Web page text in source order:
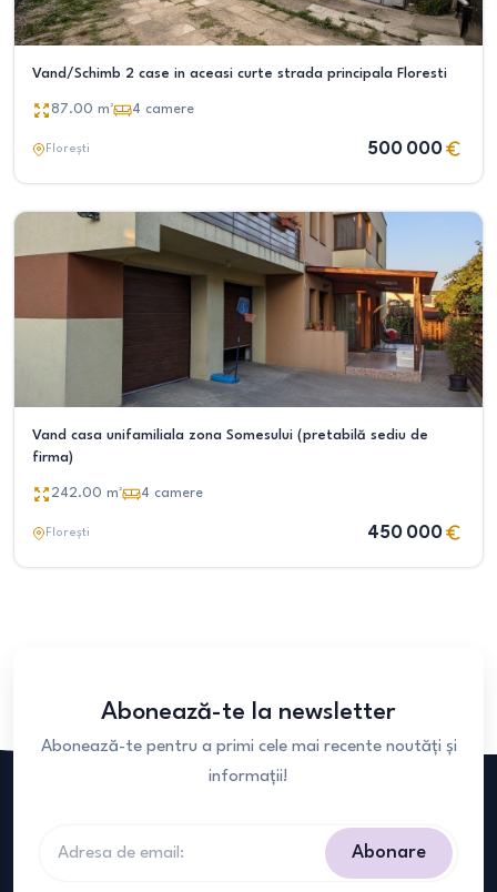
Vand/Schimb 2 case in aceasi curte strada principala Floresti
87.00 m² 4 camere
Florești 500 000
Vand casa unifamiliala zona Somesului (pretabilă sediu de
firma)
242.00 m² 4 camere
Florești 450 000
Abonează-te la newsletter
Abonează-te pentru a primi cele mai recente noutăți și
informații!
Abonare